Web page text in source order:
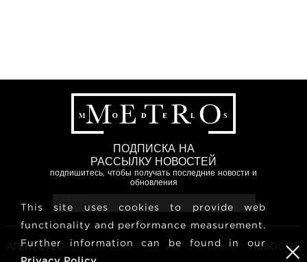
ПОДПИСКА НА
РАССЫЛКУ НОВОСТЕЙ
подпишитесь, чтобы получать последние новости и
обновления
АГЕНТСТВО НОВОСТИ
This site uses cookies to provide web
functionality and performance measurement.
Further information can be found in our